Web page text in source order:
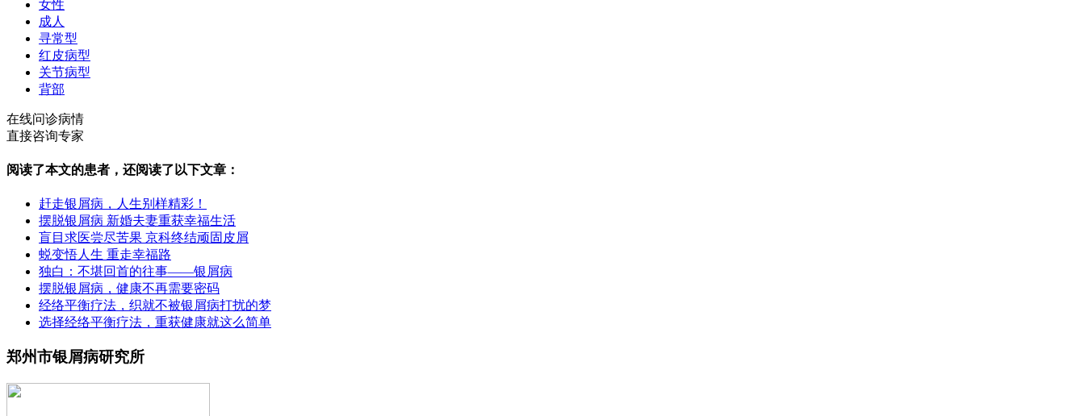
女性
成人
寻常型
红皮病型
关节病型
背部
在线问诊病情
直接咨询专家
阅读了本文的患者，还阅读了以下文章：
赶走银屑病，人生别样精彩！
摆脱银屑病 新婚夫妻重获幸福生活
盲目求医尝尽苦果 京科终结顽固皮屑
蜕变悟人生 重走幸福路
独白：不堪回首的往事——银屑病
摆脱银屑病，健康不再需要密码
经络平衡疗法，织就不被银屑病打扰的梦
选择经络平衡疗法，重获健康就这么简单
郑州市银屑病研究所